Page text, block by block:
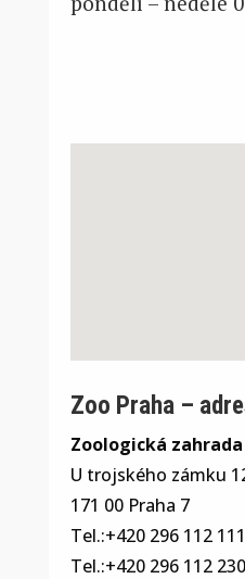
Zoo Praha –
Zoologická
U trojského zámku
171 00 Praha 7
Tel.:+420 296 112 111
Tel.:+420 296 112 230